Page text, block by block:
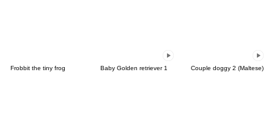
Frobbit the tiny frog Baby Golden retriever 1 Couple doggy 2 (Maltese)